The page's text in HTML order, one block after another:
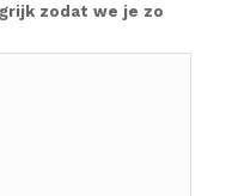
zodat we je zo